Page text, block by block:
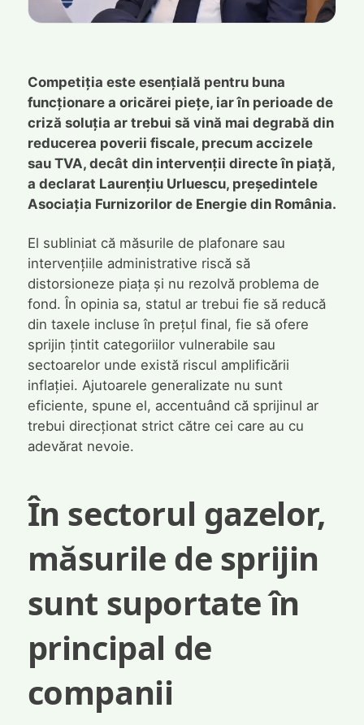
Competiția este esențială pentru buna
funcționare a oricărei piețe, iar în perioade de
criză soluția ar trebui să vină mai degrabă din
reducerea poverii fiscale, precum accizele
sau TVA, decât din intervenții directe în piață,
a declarat Laurențiu Urluescu, președintele
Asociația Furnizorilor de Energie din România.
El subliniat că măsurile de plafonare sau
intervențiile administrative riscă să
distorsioneze piața și nu rezolvă problema de
fond. În opinia sa, statul ar trebui fie să reducă
din taxele incluse în prețul final, fie să ofere
sprijin țintit categoriilor vulnerabile sau
sectoarelor unde există riscul amplificării
inflației. Ajutoarele generalizate nu sunt
eficiente, spune el, accentuând că sprijinul ar
trebui direcționat strict către cei care au cu
adevărat nevoie.
În sectorul gazelor,
măsurile de sprijin
sunt suportate în
principal de
companii